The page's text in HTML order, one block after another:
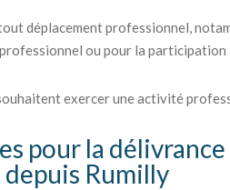
déplacement professionnel,
ou pour la participation
exercer une activité
pour la
Rumilly